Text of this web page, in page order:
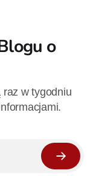
o
w tygodniu